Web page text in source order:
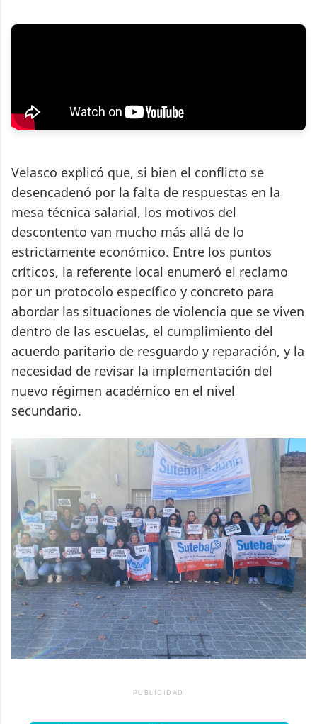
Velasco explicó que, si bien el conflicto se
desencadenó por la falta de respuestas en la
mesa técnica salarial, los motivos del
descontento van mucho más allá de lo
estrictamente económico. Entre los puntos
críticos, la referente local enumeró el reclamo
por un protocolo específico y concreto para
abordar las situaciones de violencia que se viven
dentro de las escuelas, el cumplimiento del
acuerdo paritario de resguardo y reparación, y la
necesidad de revisar la implementación del
nuevo régimen académico en el nivel
secundario.
PUBLICIDAD